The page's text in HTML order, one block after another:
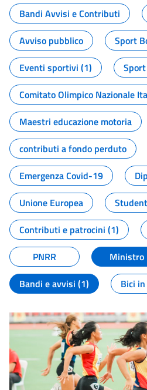
Bandi Avvisi e Contributi
Avviso pubblico
Sport
Eventi sportivi (1)
Comitato Olimpico Nazionale
Maestri educazione motoria
contributi a fondo perduto
Emergenza Covid-19
Unione Europea
Contributi e patrocini (1)
PNRR
Ministro
Bandi e avvisi (1)
Bici